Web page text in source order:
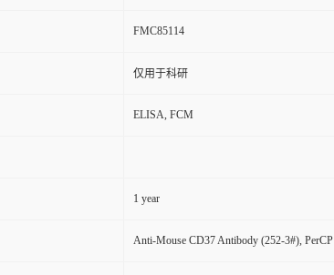
FMC85114
仅用于科研
ELISA, FCM
1 year
Anti-Mouse CD37 Antibody (252-3#), PerCP